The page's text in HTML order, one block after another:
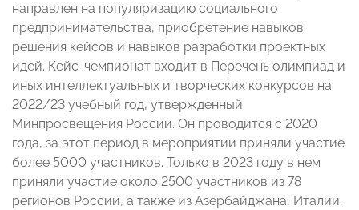
направлен на популяризацию социального
предпринимательства, приобретение навыков
решения кейсов и навыков разработки проектных
идей. Кейс-чемпионат входит в Перечень олимпиад и
иных интеллектуальных и творческих конкурсов на
2022/23 учебный год, утвержденный
Минпросвещения России. Он проводится с 2020
года, за этот период в мероприятии приняли участие
более 5000 участников. Только в 2023 году в нем
приняли участие около 2500 участников из 78
регионов России, а также из Азербайджана, Италии,